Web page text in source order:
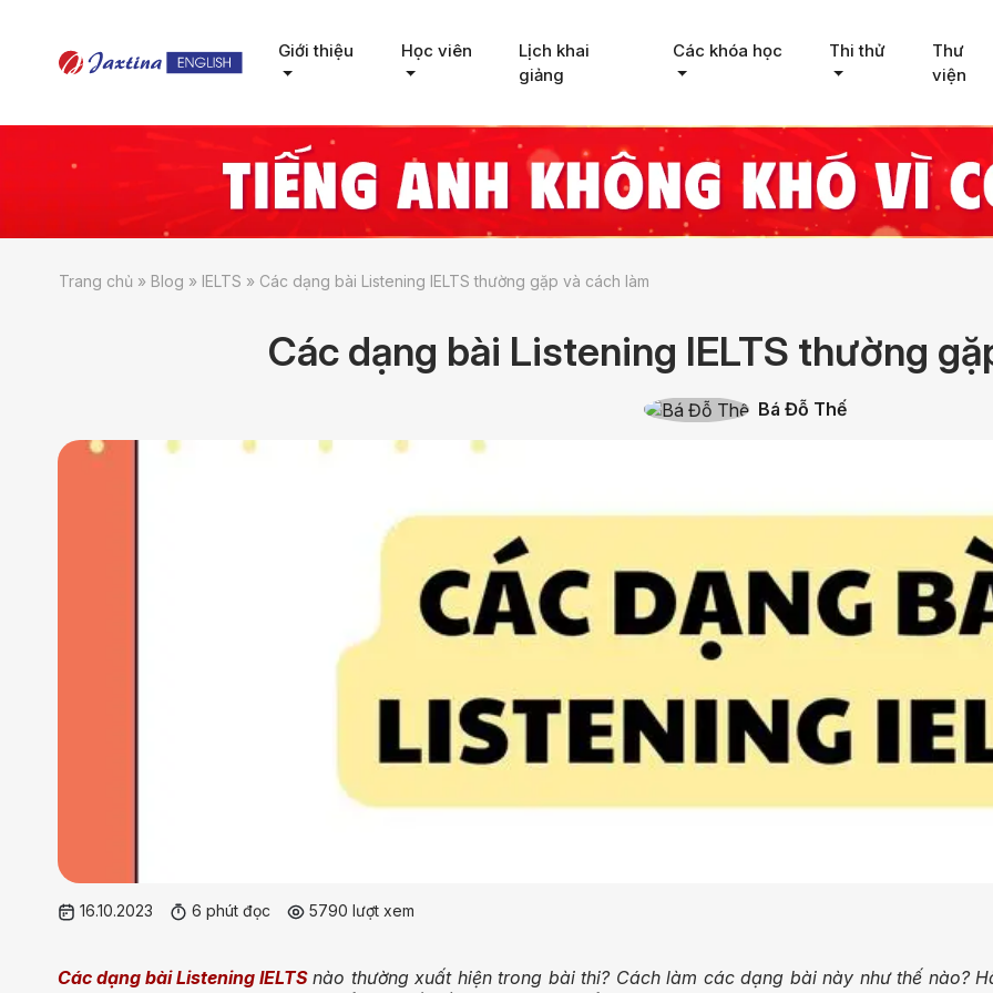
Giới thiệu Học viên
Lịch khai
giảng
Các khóa học Thi thử
Thư
viện
Trang chủ » Blog » IELTS » Các dạng bài Listening IELTS thường gặp và cách làm
Các dạng bài Listening IELTS thường
Bá Đỗ Thế
16.10.2023 6 phút đọc 5790 lượt xem
Các dạng bài Listening IELTSnào thường xuất hiện trong bài thi? Cách làm các dạng bài này như thế nào?